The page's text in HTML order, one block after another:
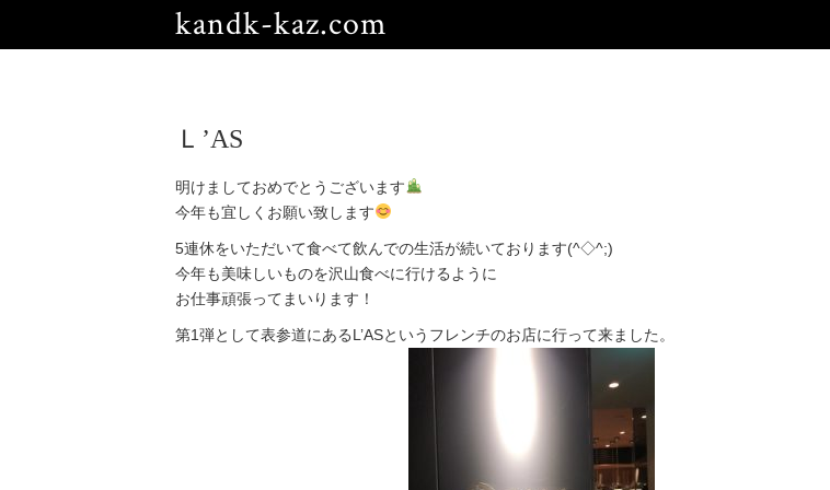
kandk-kaz.com
Ｌ’AS
明けましておめでとうございます
今年も宜しくお願い致します
5連休をいただいて食べて飲んでの生活が続いております(^◇^;)
今年も美味しいものを沢山食べに行けるように
お仕事頑張ってまいります！
第1弾として表参道にあるL’ASというフレンチのお店に行って来ました。